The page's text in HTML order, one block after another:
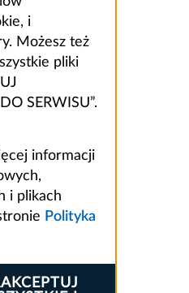
i
Możesz też
pliki
SERWISU”.
informacji
i plikach
Polityka